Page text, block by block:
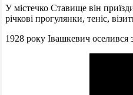
У містечко Ставище він
річкові прогулянки, теніс,
1928 року Івашкевич